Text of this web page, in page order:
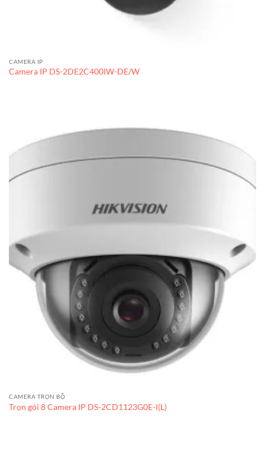
CAMERA IP
Camera IP DS-2DE2C400IW-DE/W
CAMERA TRỌN BỘ
Trọn gói 8 Camera IP DS-2CD1123G0E-I(L)